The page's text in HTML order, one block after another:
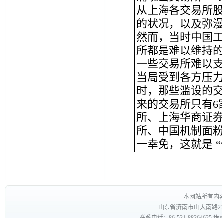
从上海各交易所
的状况，以及弥
然而，当时中国
所都是难以维持
一些交易所难以
当局受到各方压
时，那些滥设的
来的交易所只有
所、上海华商证
所、中国机制面
一幸免，这就是
本网站所有内
山东省济南市山大南路